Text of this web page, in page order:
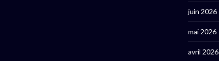
juin 2026
mai 2026
avril 2026